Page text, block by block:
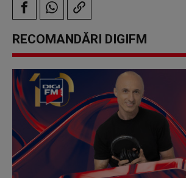
RECOMANDĂRI DIGIFM